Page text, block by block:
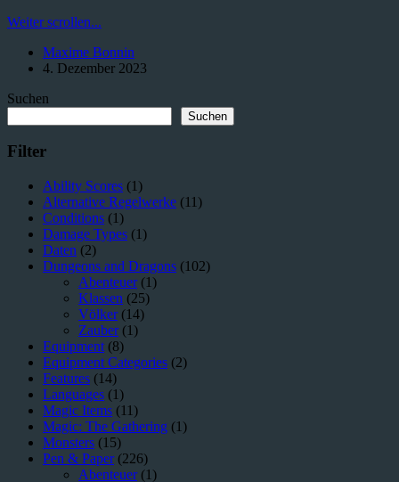
Weiter scrollen...
für
2024:
Maxime Bonnin
4. Dezember 2023
Suchen
Suchen
Filter
Ability Scores (1)
Alternative Regelwerke (11)
Conditions (1)
Damage Types (1)
Daten (2)
Dungeons and Dragons (102)
Abenteuer(1)
Klassen (25)
Völker(14)
Zauber(1)
Equipment (8)
Equipment Categories (2)
Features (14)
Languages (1)
Magic Items (11)
Magic: The Gathering (1)
Monsters (15)
Pen & Paper(226)
Abenteuer(1)